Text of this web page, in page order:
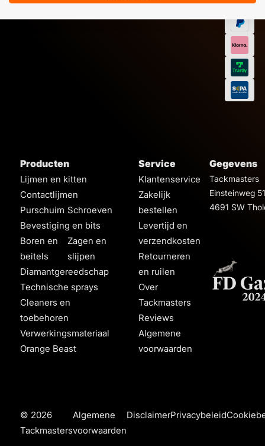
Producten
Lijmen en kitten
Contactlijmen
Purschuim Schroeven
Bevestiging en bits
Boren en
beitels
Zagen en
slijpen
Diamantgereedschap
Technische sprays
Cleaners en
toebehoren
Verwerkingsmateriaal
Orange Beast
Service
Klantenservice
Zakelijk
bestellen
Levertijd en
verzendkosten
Retourneren
en ruilen
Over
Tackmasters
Reviews
Algemene
voorwaarden
Gegevens
Tackmasters
Einsteinweg 51
4691 SW
© 2026
Tackmasters
Algemene
voorwaarden
DisclaimerPrivacybeleid